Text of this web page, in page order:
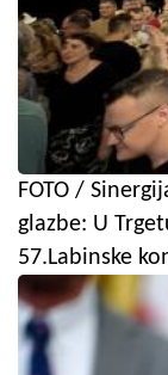
FOTO /
glazbe: U
57.Labinske